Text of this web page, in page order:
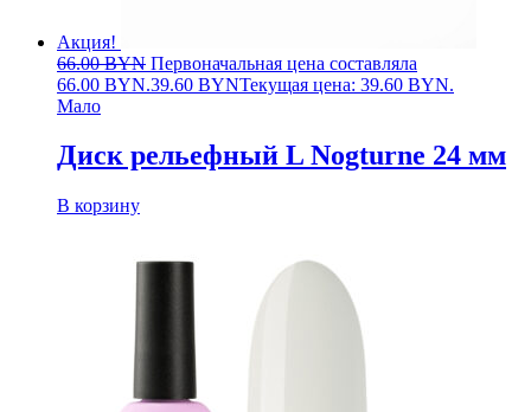
Акция!
66.00BYN Первоначальная цена составляла
66.00 BYN.39.60 BYNТекущая цена: 39.60 BYN.
Мало
Диск рельефный L Nogturne 24 мм
В корзину